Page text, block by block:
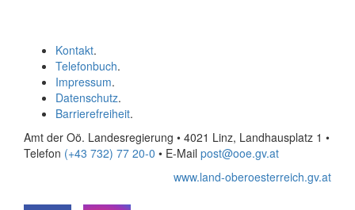
Kontakt.
Telefonbuch.
Impressum.
Datenschutz.
Barrierefreiheit.
Amt der Oö. Landesregierung • 4021 Linz, Landhausplatz 1 •
Telefon (+43 732) 77 20-0 • E-Mail post@ooe.gv.at
www.land-oberoesterreich.gv.at